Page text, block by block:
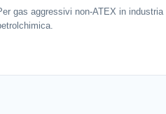
gas aggressivi non-ATEX in